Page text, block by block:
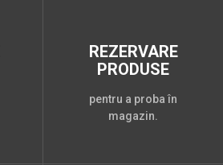
REZERVARE
PRODUSE
pentru a proba în
magazin.